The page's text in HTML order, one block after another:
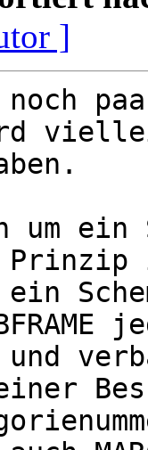
]
paar
ein